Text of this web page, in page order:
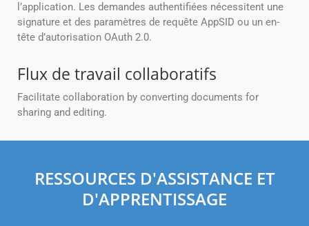
l’application. Les demandes authentifiées nécessitent une
signature et des paramètres de requête AppSID ou un en-
tête d’autorisation OAuth 2.0.
Flux de travail collaboratifs
Facilitate collaboration by converting documents for
sharing and editing.
RESSOURCES D'ASSISTANCE ET
D'APPRENTISSAGE